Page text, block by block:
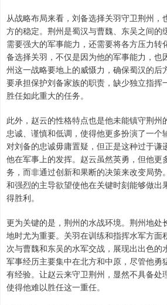
从战略布局来看，刘备选择关羽守卫荆州，
方的稳定。荆州是蜀汉与曹魏、东吴之间的
需要强大的军事能力，还需要将各方压力转
备选择关羽，不仅是因为他的军事能力，也
州这一战略要地上的威慑力，确保蜀汉的后
要承担保护刘备家族的职责，缺少独立指挥
胜任如此重大的任务。
此外，赵云的性格特点也是他未能镇守荆州
忠诚、谨慎和低调，使得他更多扮演了一个
对刘备的忠诚毋庸置疑，但正是这种过于谦
他在军事上的发挥。赵云虽然英勇，但他更
务，而非通过创新和果断的决策来改变局势
和强烈的主导欲望使他在关键时刻能够做出
得胜利。
更为关键的是，荆州的水战环境。荆州地处
地时尤为重要。关羽在训练和指挥水军方面
次与曹魏和东吴的水军交战，展现出出色的
军事经历主要集中在北方和中原，尽管他勇
有经验。让赵云来守卫荆州，显然不具备处
使得他难以胜任这一重任。